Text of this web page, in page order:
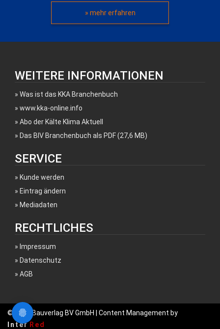
» mehr erfahren
WEITERE INFORMATIONEN
Was ist das KKA Branchenbuch
www.kka-online.info
Abo der Kälte Klima Aktuell
Das BIV Branchenbuch als PDF (27,6 MB)
SERVICE
Kunde werden
Eintrag ändern
Mediadaten
RECHTLICHES
Impressum
Datenschutz
AGB
© 2017 Bauverlag BV GmbH | Content Management by
Inter Red